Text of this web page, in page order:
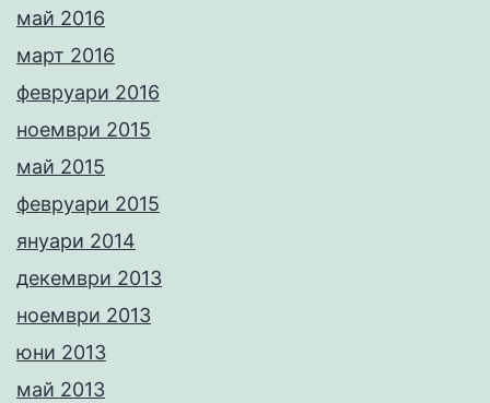
май 2016
март 2016
февруари 2016
ноември 2015
май 2015
февруари 2015
януари 2014
декември 2013
ноември 2013
юни 2013
май 2013